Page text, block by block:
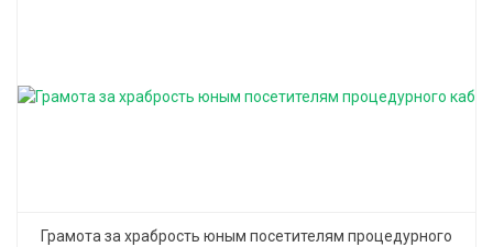
Грамота за храбрость юным посетителям процедурного